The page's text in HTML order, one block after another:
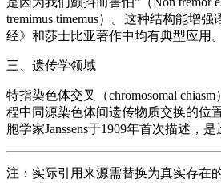
tremimus timemus）。这种结构能增
经》和莎士比亚著作中均有典型应用。
三、遗传学领域
特指染色体交叉（chromosomal
程中同源染色体间遗传物质交换的位
胞学家Janssens于1909年首次描述，
注：实际引用来源需替换为真实存在